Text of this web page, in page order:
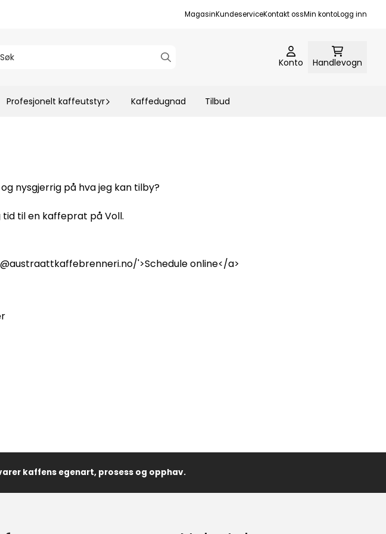
MagasinKundeserviceKontakt ossMin kontoLogg inn
Konto Handlevogn
Profesjonelt kaffeutstyr Kaffedugnad Tilbud
nysgjerrig på hva jeg kan tilby?
til en kaffeprat på Voll.
'>Schedule online</a>
kaffens egenart, prosess og opphav.